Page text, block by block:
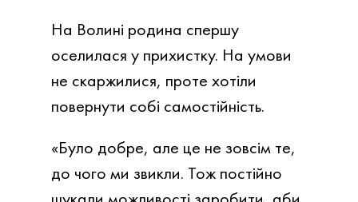
На Волині родина спершу
оселилася у прихистку. На умови
не скаржилися, проте хотіли
повернути собі самостійність.
«Було добре, але це не зовсім те,
до чого ми звикли. Тож постійно